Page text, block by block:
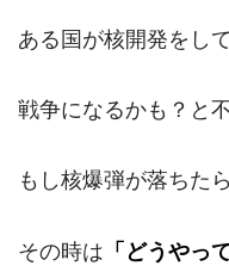
ある国が核開発をして
戦争になるかも？と
もし核爆弾が落ちた
その時は 「どうやっ